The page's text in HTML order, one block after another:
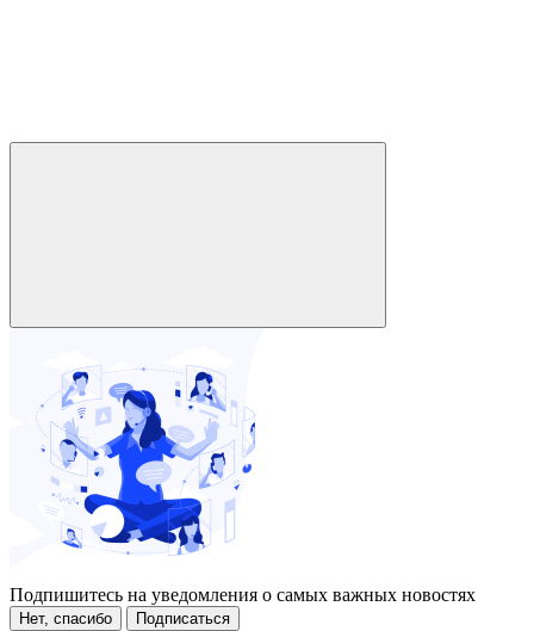
Подпишитесь на уведомления о самых важных новостях
Нет, спасибо Подписаться